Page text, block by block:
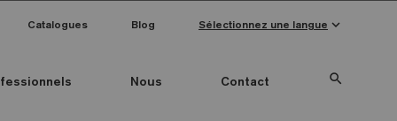
Nous Contact search
Catalogues Blog Sélectionnez une langue keyboard_arrow_down